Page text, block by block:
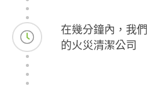
在幾分鐘內，我
的火災清潔公司